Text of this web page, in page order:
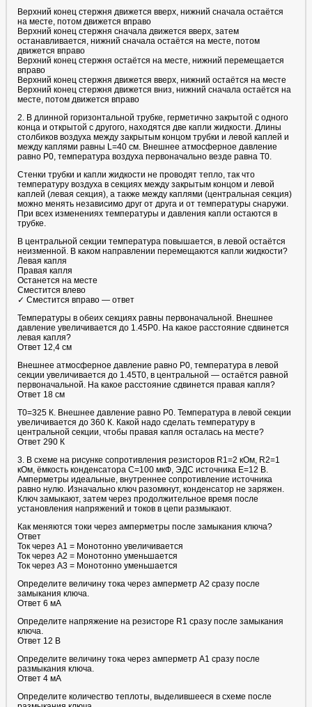
Верхний конец стержня движется вверх, нижний сначала остаётся
на месте, потом движется вправо
Верхний конец стержня сначала движется вверх, затем
останавливается, нижний сначала остаётся на месте, потом
движется вправо
Верхний конец стержня остаётся на месте, нижний перемещается
вправо
Верхний конец стержня движется вверх, нижний остаётся на месте
Верхний конец стержня движется вниз, нижний сначала остаётся на
месте, потом движется вправо
2. В длинной горизонтальной трубке, герметично закрытой с одного
конца и открытой с другого, находятся две капли жидкости. Длины
столбиков воздуха между закрытым концом трубки и левой каплей и
между каплями равны L=40 см. Внешнее атмосферное давление
равно P0, температура воздуха первоначально везде равна T0.
Стенки трубки и капли жидкости не проводят тепло, так что
температуру воздуха в секциях между закрытым концом и левой
каплей (левая секция), а также между каплями (центральная секция)
можно менять независимо друг от друга и от температуры снаружи.
При всех изменениях температуры и давления капли остаются в
трубке.
В центральной секции температура повышается, в левой остаётся
неизменной. В каком направлении перемещаются капли жидкости?
Левая капля
Правая капля
Останется на месте
Сместится влево
✓ Сместится вправо — ответ
Температуры в обеих секциях равны первоначальной. Внешнее
давление увеличивается до 1.45P0. На какое расстояние сдвинется
левая капля?
Ответ 12,4 см
Внешнее атмосферное давление равно P0, температура в левой
секции увеличивается до 1.45T0, в центральной — остаётся равной
первоначальной. На какое расстояние сдвинется правая капля?
Ответ 18 см
T0=325 К. Внешнее давление равно P0. Температура в левой секции
увеличивается до 360 К. Какой надо сделать температуру в
центральной секции, чтобы правая капля осталась на месте?
Ответ 290 К
3. В схеме на рисунке сопротивления резисторов R1=2 кОм, R2=1
кОм, ёмкость конденсатора C=100 мкФ, ЭДС источника E=12 В.
Амперметры идеальные, внутреннее сопротивление источника
равно нулю. Изначально ключ разомкнут, конденсатор не заряжен.
Ключ замыкают, затем через продолжительное время после
установления напряжений и токов в цепи размыкают.
Как меняются токи через амперметры после замыкания ключа?
Ответ
Ток через A1 = Монотонно увеличивается
Ток через A2 = Монотонно уменьшается
Ток через A3 = Монотонно уменьшается
Определите величину тока через амперметр A2 сразу после
замыкания ключа.
Ответ 6 мА
Определите напряжение на резисторе R1 сразу после замыкания
ключа.
Ответ 12 В
Определите величину тока через амперметр A1 сразу после
размыкания ключа.
Ответ 4 мА
Определите количество теплоты, выделившееся в схеме после